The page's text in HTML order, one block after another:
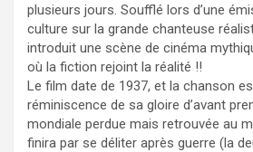
plusieurs jours. Soufflé lors d’une
culture sur la grande chanteuse
introduit une scène de cinéma
où la fiction rejoint la réalité !!
Le film date de 1937, et la chanson
réminiscence de sa gloire d’avant
mondiale perdue mais retrouvée au
finira par se déliter après guerre (la